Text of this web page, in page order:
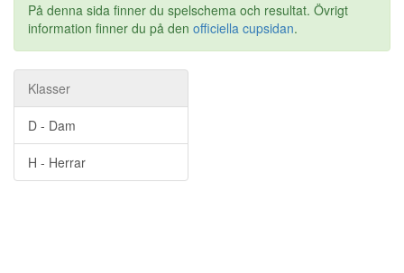
På denna sida finner du spelschema och resultat. Övrigt
information finner du på den officiella cupsidan.
Klasser
D - Dam
H - Herrar